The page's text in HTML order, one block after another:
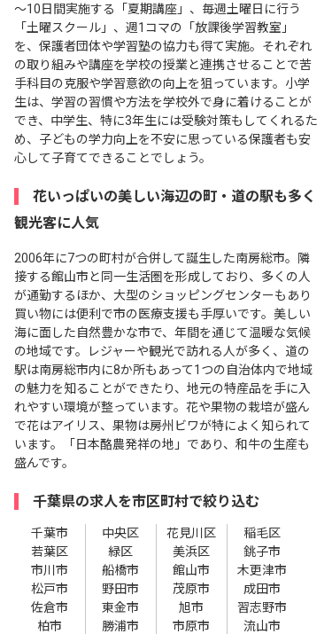
～10日間実施する「夏期講座」、毎週土曜日に行う
「土曜スクール」、週1コマの「放課後学習教室」
を、保護者団体や学習塾の協力も得て実施。それぞれ
の取り組みや講座を学校の授業と連携させることで苦
手科目の克服や学習意欲の向上を狙っています。小学
生は、学習の習慣や方法を学校外で身に着けることが
でき、中学生、特に3年生には受験対策もしてくれるた
め、子どもの学力向上を不安に思っている保護者も安
心して子育てできることでしょう。
花いっぱいの美しい海辺の町・道の駅も多く
観光客に人気
2006年に7つの町村が合併して誕生した南房総市。隣
接する館山市と同一生活圏を形成しており、多くの人
が通勤するほか、大型のショッピングセンターもあり
買い物には便利で市の医療支援も手厚いです。美しい
海に面した自然豊かな市で、年間を通じて温暖な気候
の地域です。レジャーや観光で訪れる人が多く、道の
駅は南房総市内に8か所もあって1つの自治体内で地域
の魅力を知ることができたり、地元の特産品を手に入
れやすい環境が整っています。花や果物の栽培が盛ん
で花はアイリス、果物は房州ビワが特によく知られて
います。「日本酪農発祥の地」であり、和牛の生産も
盛んです。
千葉県の求人を市区町村で絞り込む
千葉市 中央区 花見川区
稲毛区
若葉区
緑区 美浜区
銚子市
市川市
船橋市 館山市
木更津市
松戸市
野田市 茂原市
成田市
佐倉市
東金市 旭市
習志野市
柏市
勝浦市 市原市
流山市